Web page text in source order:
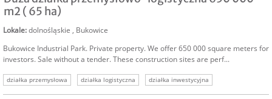
m2 ( 65 ha)
Lokale:dolnośląskie , Bukowice
Bukowice Industrial Park. Private property. We offer 650 000 square meters for
investors. Sale without a tender. These construction sites are perf...
działka przemysłowa działka logistyczna
działka inwestycyjna
grunt inwestycyjny
nieruchomości komercyjne